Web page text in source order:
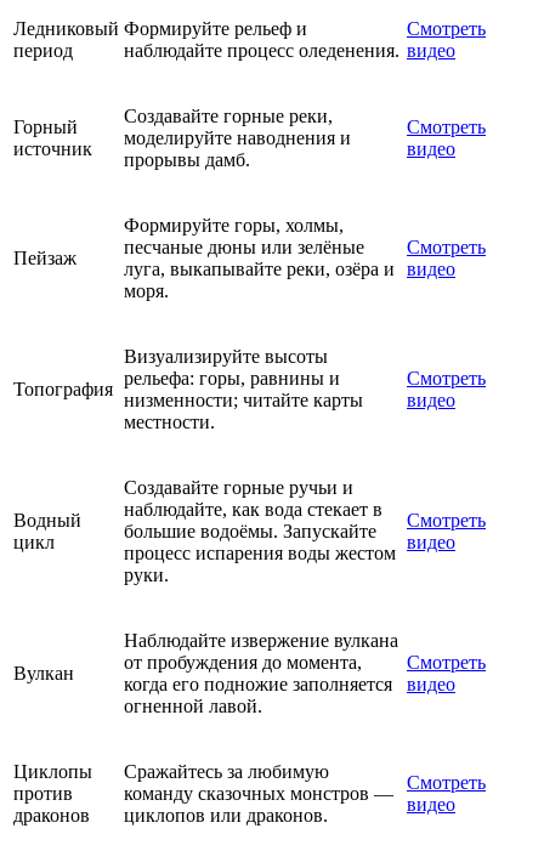
Ледниковый
период
Формируйте рельеф и
наблюдайте процесс оледенения.
Смотреть
видео
Горный
источник
Создавайте горные реки,
моделируйте наводнения и
прорывы дамб.
Смотреть
видео
Пейзаж
Формируйте горы, холмы,
песчаные дюны или зелёные
луга, выкапывайте реки, озёра и
моря.
Смотреть
видео
Топография
Визуализируйте высоты
рельефа: горы, равнины и
низменности; читайте карты
местности.
Смотреть
видео
Водный
цикл
Создавайте горные ручьи и
наблюдайте, как вода стекает в
большие водоёмы. Запускайте
процесс испарения воды жестом
руки.
Смотреть
видео
Вулкан
Наблюдайте извержение вулкана
от пробуждения до момента,
когда его подножие заполняется
огненной лавой.
Смотреть
видео
Циклопы
против
драконов
Сражайтесь за любимую
команду сказочных монстров —
циклопов или драконов.
Смотреть
видео